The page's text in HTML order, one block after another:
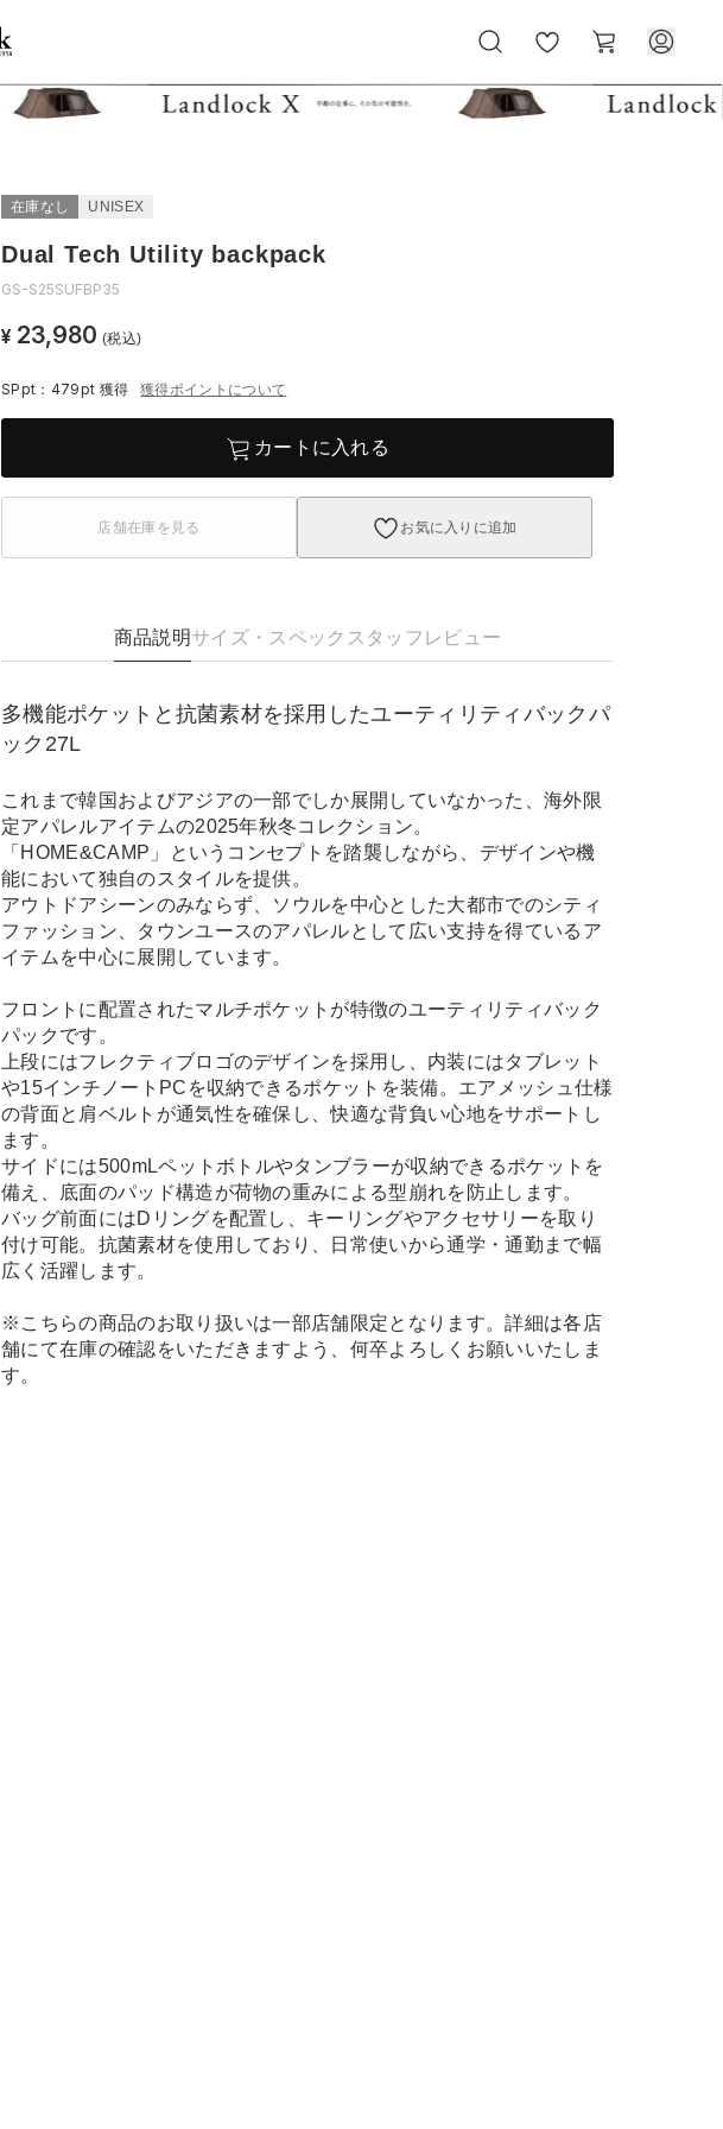
気
に
ー
ト
在庫なし UNISEX
Dual Tech Utility backpack
GS-S25SUFBP35
¥ 23,980 (税込)
SPpt：479pt 獲得 獲得ポイントについて
カートに入れる
店舗在庫を見る お気に入りに追加
商品説明サイズ・スペック スタッフレビュー
多機能ポケットと抗菌素材を採用したユーティリティバックパ
ック27L
これまで韓国およびアジアの一部でしか展開していなかった、海外限
定アパレルアイテムの2025年秋冬コレクション。
「HOME&CAMP」というコンセプトを踏襲しながら、デザインや機
能において独自のスタイルを提供。
アウトドアシーンのみならず、ソウルを中心とした大都市でのシティ
ファッション、タウンユースのアパレルとして広い支持を得ているア
イテムを中心に展開しています。
フロントに配置されたマルチポケットが特徴のユーティリティバック
パックです。
上段にはフレクティブロゴのデザインを採用し、内装にはタブレット
や15インチノートPCを収納できるポケットを装備。エアメッシュ仕様
の背面と肩ベルトが通気性を確保し、快適な背負い心地をサポートし
ます。
サイドには500mLペットボトルやタンブラーが収納できるポケットを
備え、底面のパッド構造が荷物の重みによる型崩れを防止します。
バッグ前面にはDリングを配置し、キーリングやアクセサリーを取り
付け可能。抗菌素材を使用しており、日常使いから通学・通勤まで幅
広く活躍します。
※こちらの商品のお取り扱いは一部店舗限定となります。詳細は各店
舗にて在庫の確認をいただきますよう、何卒よろしくお願いいたしま
す。